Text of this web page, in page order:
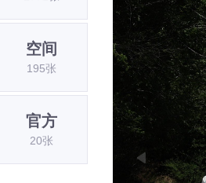
空间
195张
官方
20张